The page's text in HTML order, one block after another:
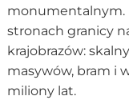
monumentalnym.
stronach granicy
krajobrazów:
masywów, bram i
miliony lat.